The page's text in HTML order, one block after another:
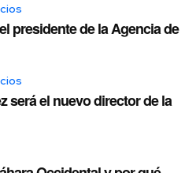
presidente de la Agencia de
será el nuevo director de la